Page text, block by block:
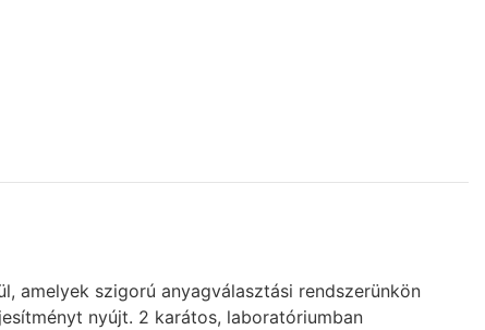
amelyek szigorú anyagválasztási rendszerünkön
nyújt. 2 karátos, laboratóriumban